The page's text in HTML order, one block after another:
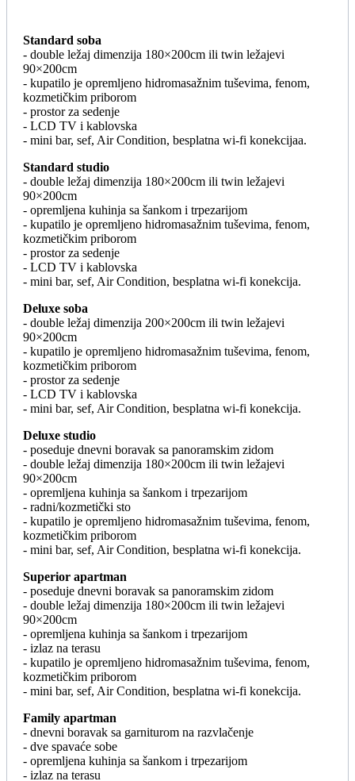
Standard soba
- double ležaj dimenzija 180×200cm ili twin ležajevi
90×200cm
- kupatilo je opremljeno hidromasažnim tuševima, fenom,
kozmetičkim priborom
- prostor za sedenje
- LCD TV i kablovska
- mini bar, sef, Air Condition, besplatna wi-fi konekcijaa.
Standard studio
- double ležaj dimenzija 180×200cm ili twin ležajevi
90×200cm
- opremljena kuhinja sa šankom i trpezarijom
- kupatilo je opremljeno hidromasažnim tuševima, fenom,
kozmetičkim priborom
- prostor za sedenje
- LCD TV i kablovska
- mini bar, sef, Air Condition, besplatna wi-fi konekcija.
Deluxe soba
- double ležaj dimenzija 200×200cm ili twin ležajevi
90×200cm
- kupatilo je opremljeno hidromasažnim tuševima, fenom,
kozmetičkim priborom
- prostor za sedenje
- LCD TV i kablovska
- mini bar, sef, Air Condition, besplatna wi-fi konekcija.
Deluxe studio
- poseduje dnevni boravak sa panoramskim zidom
- double ležaj dimenzija 180×200cm ili twin ležajevi
90×200cm
- opremljena kuhinja sa šankom i trpezarijom
- radni/kozmetički sto
- kupatilo je opremljeno hidromasažnim tuševima, fenom,
kozmetičkim priborom
- mini bar, sef, Air Condition, besplatna wi-fi konekcija.
Superior apartman
- poseduje dnevni boravak sa panoramskim zidom
- double ležaj dimenzija 180×200cm ili twin ležajevi
90×200cm
- opremljena kuhinja sa šankom i trpezarijom
- izlaz na terasu
- kupatilo je opremljeno hidromasažnim tuševima, fenom,
kozmetičkim priborom
- mini bar, sef, Air Condition, besplatna wi-fi konekcija.
Family apartman
- dnevni boravak sa garniturom na razvlačenje
- dve spavaće sobe
- opremljena kuhinja sa šankom i trpezarijom
- izlaz na terasu